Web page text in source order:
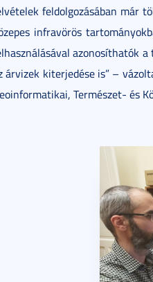
feldolgozásában már
infravörös
azonosíthatók
árvizek kiterjedése is” –
Természet- és